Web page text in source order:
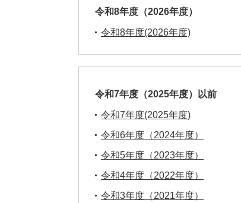
令和8年度（2026年度）
令和8年度(2026年度)
令和7年度（2025年度）以前
令和7年度(2025年度)
令和6年度（2024年度）
令和5年度（2023年度）
令和4年度（2022年度）
令和3年度（2021年度）